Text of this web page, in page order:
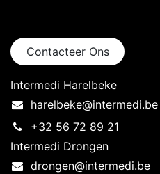
Contacteer Ons
Intermedi Harelbeke
harelbeke@intermedi.be
+32 56 72 89 21
Intermedi Drongen
drongen@intermedi.be